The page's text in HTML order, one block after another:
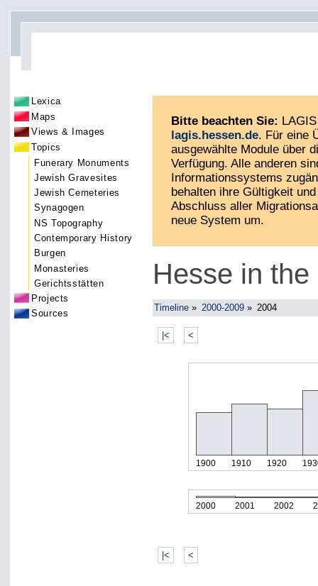
Lexica
Maps
Views & Images
Topics
Funerary Monuments
Jewish Gravesites
Jewish Cemeteries
Synagogen
NS Topography
Contemporary History
Burgen
Monasteries
Gerichtsstätten
Projects
Sources
Bitte beachten Sie:
lagis.hessen.de. Für eine
ausgewählte Module über
Verfügung. Alle anderen
Informationssystems
behalten ihre Gültigkeit
Abschluss aller
neue System um.
Hesse in
Timeline » 2000-2009» 2004
|< <
1900 1910 1920
2000 2001 2002
|< <